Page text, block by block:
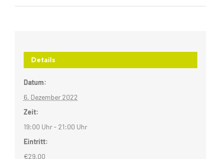
Details
Datum:
6. Dezember 2022
Zeit:
19:00 Uhr - 21:00 Uhr
Eintritt:
€29,00